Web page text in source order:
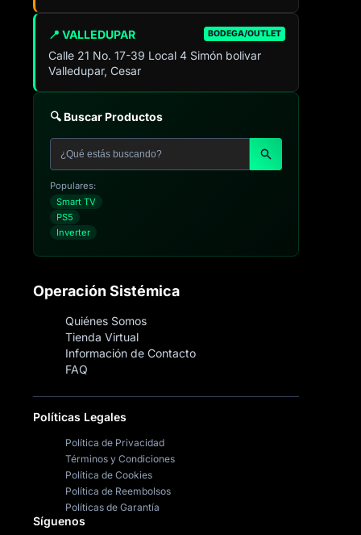
📍 VALLEDUPAR BODEGA/OUTLET
Calle 21 No. 17-39 Local 4 Simón bolivar
Valledupar, Cesar
🔍 Buscar Productos
Populares:
Smart TV
PS5
Inverter
Operación Sistémica
Quiénes Somos
Tienda Virtual
Información de Contacto
FAQ
Políticas Legales
Política de Privacidad
Términos y Condiciones
Política de Cookies
Política de Reembolsos
Políticas de Garantía
Síguenos